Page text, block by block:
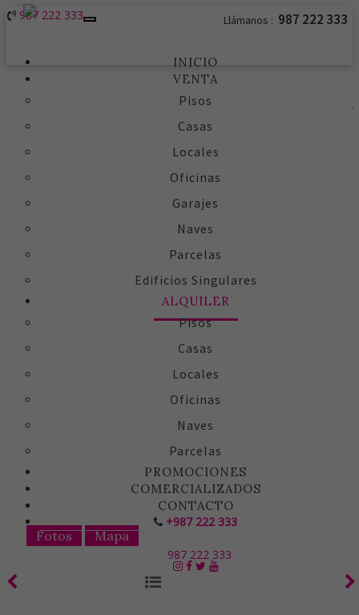
Llámanos : 987 222 333
987 222 333
Toggle
INICIO
VENTA
Pisos
Casas
Locales
Oficinas
Garajes
Naves
Parcelas
Edificios Singulares
ALQUILER
Pisos
Casas
Locales
Oficinas
Naves
Parcelas
PROMOCIONES
COMERCIALIZADOS
CONTACTO
+987 222 333
987 222 333
Fotos Mapa